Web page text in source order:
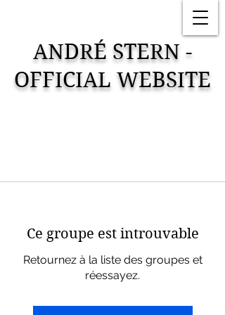
ANDRÉ STERN -
OFFICIAL WEBSITE
Ce groupe est introuvable
Retournez à la liste des groupes et
réessayez.